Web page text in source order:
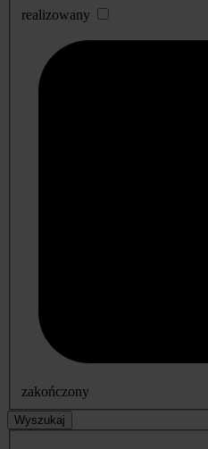
realizowany
zakończony
Wyszukaj